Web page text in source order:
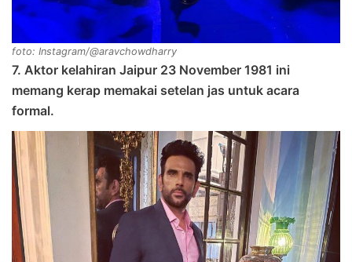
foto: Instagram/@aravchowdharry
7. Aktor kelahiran Jaipur 23 November 1981 ini
memang kerap memakai setelan jas untuk acara
formal.